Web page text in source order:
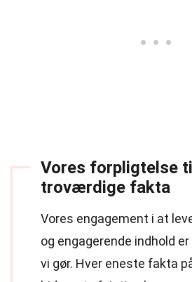
Vores forpligtelse til
troværdige fakta
Vores engagement i at
og engagerende indhold er
vi gør. Hver eneste fakta